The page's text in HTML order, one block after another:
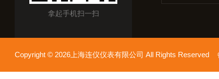
拿起手机扫一扫
Copyright © 2026上海连仪仪表有限公司 All Rights Reserved